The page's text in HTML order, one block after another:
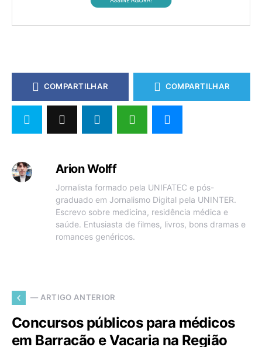
COMPARTILHAR COMPARTILHAR
Arion Wolff
Jornalista formado pela UNIFATEC e pós-
graduado em Jornalismo Digital pela UNINTER.
Escrevo sobre medicina, residência médica e
saúde. Entusiasta de filmes, livros, bons dramas e
romances genéricos.
— ARTIGO ANTERIOR
Concursos públicos para médicos
em Barracão e Vacaria na Região